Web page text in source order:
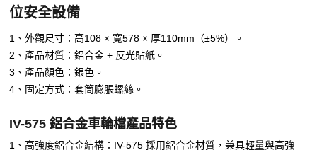
位安全設備
1、外觀尺寸：高108 × 寬578 × 厚110mm（±5%）。
2、產品材質：鋁合金 + 反光貼紙。
3、產品顏色：銀色。
4、固定方式：套筒膨脹螺絲。
IV-575 鋁合金車輪檔產品特色
1、高強度鋁合金結構：IV-575 採用鋁合金材質，兼具輕量與高強